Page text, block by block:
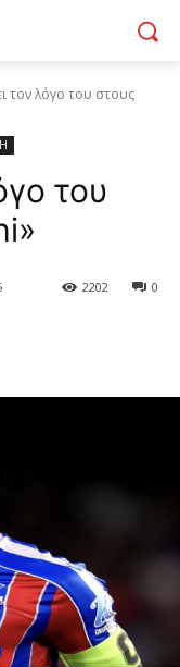
τον λόγο του στους
του
0
2202